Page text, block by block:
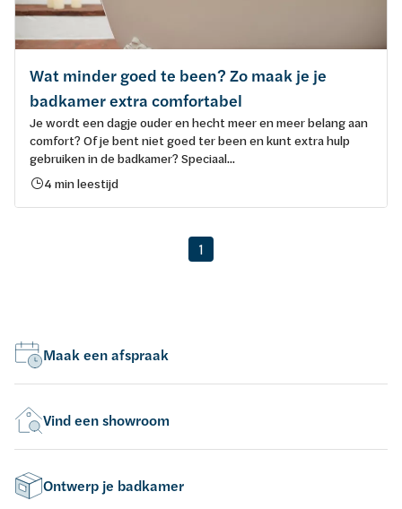
Wat minder goed te been? Zo maak je je
badkamer extra comfortabel
Je wordt een dagje ouder en hecht meer en meer belang aan
comfort? Of je bent niet goed ter been en kunt extra hulp
gebruiken in de badkamer? Speciaal...
4 min leestijd
1
Maak een afspraak
Vind een showroom
Ontwerp je badkamer